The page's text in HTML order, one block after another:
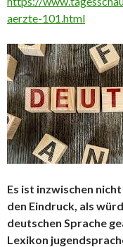
aerzte-101.html
Es ist inzwischen
den Eindruck, als
deutschen Sprache
Lexikon